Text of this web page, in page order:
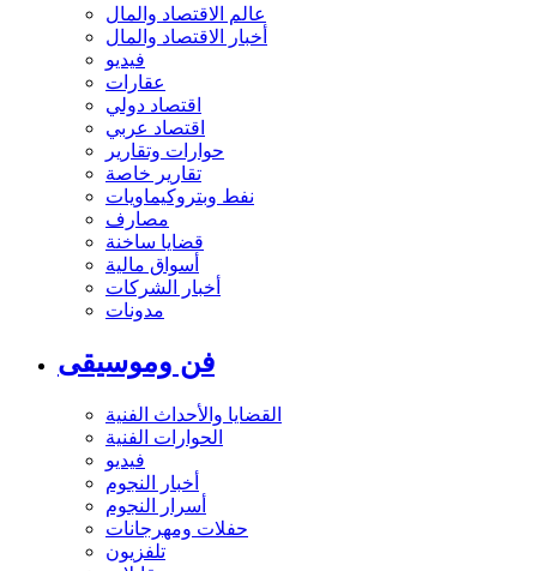
عالم الاقتصاد والمال
أخبار الاقتصاد والمال
فيديو
عقارات
اقتصاد دولي
اقتصاد عربي
حوارات وتقارير
تقارير خاصة
نفط وبتروكيماويات
مصارف
قضايا ساخنة
أسواق مالية
أخبار الشركات
مدونات
فن وموسيقى
القضايا والأحداث الفنية
الحوارات الفنية
فيديو
أخبار النجوم
أسرار النجوم
حفلات ومهرجانات
تلفزيون